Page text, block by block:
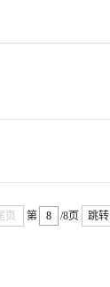
页 第 /8页 跳转